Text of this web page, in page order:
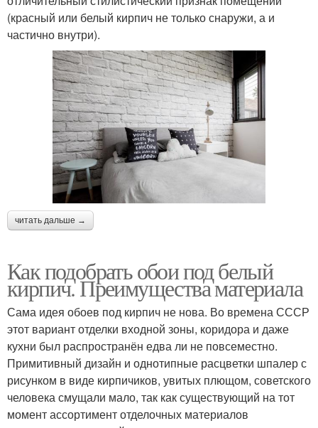
(красный или белый кирпич не только снаружи, а и
частично внутри).
читать дальше →
Как подобрать обои под белый
кирпич. Преимущества материала
Сама идея обоев под кирпич не нова. Во времена СССР
этот вариант отделки входной зоны, коридора и даже
кухни был распространён едва ли не повсеместно.
Примитивный дизайн и однотипные расцветки шпалер с
рисунком в виде кирпичиков, увитых плющом, советского
человека смущали мало, так как существующий на тот
момент ассортимент отделочных материалов